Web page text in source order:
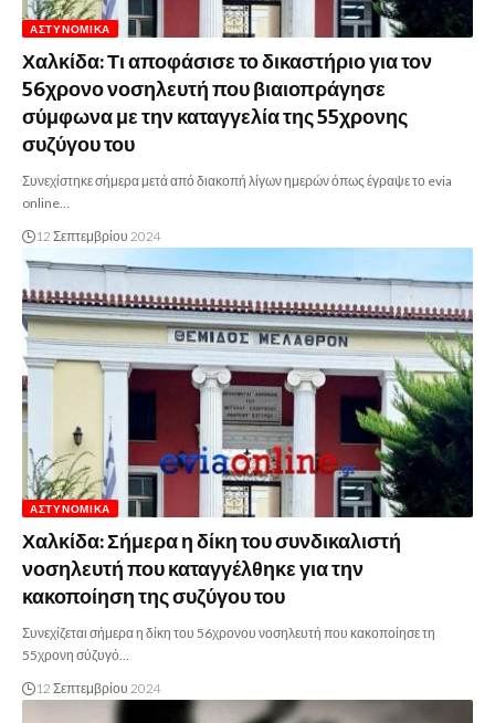
ΑΣΤΥΝΟΜΙΚΆ
Χαλκίδα: Τι αποφάσισε το δικαστήριο για τον
56χρονο νοσηλευτή που βιαιοπράγησε
σύμφωνα με την καταγγελία της 55χρονης
συζύγου του
Συνεχίστηκε σήμερα μετά από διακοπή λίγων ημερών όπως έγραψε το evia
online…
12 Σεπτεμβρίου 2024
ΑΣΤΥΝΟΜΙΚΆ
Χαλκίδα: Σήμερα η δίκη του συνδικαλιστή
νοσηλευτή που καταγγέλθηκε για την
κακοποίηση της συζύγου του
Συνεχίζεται σήμερα η δίκη του 56χρονου νοσηλευτή που κακοποίησε τη
55χρονη σύζυγό…
12 Σεπτεμβρίου 2024